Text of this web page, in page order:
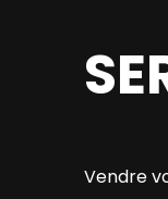
Vendre